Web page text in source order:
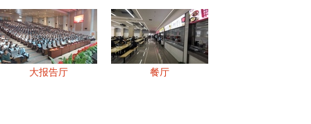
大报告厅 餐厅